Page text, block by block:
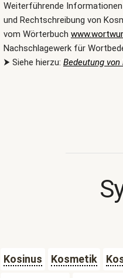
Weiterführende
und Rechtschreibung von
vom Wörterbuch
Nachschlagewerk für
⮞ Siehe hierzu: Bedeutung
Kosinus Kosmetik